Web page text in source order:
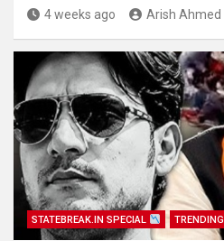
4 weeks ago Arish Ahmed
STATEBREAK.IN SPECIAL TRENDING